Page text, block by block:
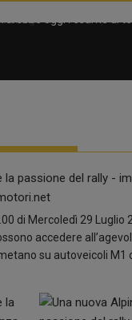
di Mercoledì 29
accedere
su autoveicoli M1